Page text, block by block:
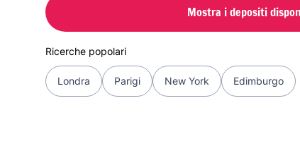
Mostra i depositi
Ricerche popolari
Londra Parigi New York Edimburgo